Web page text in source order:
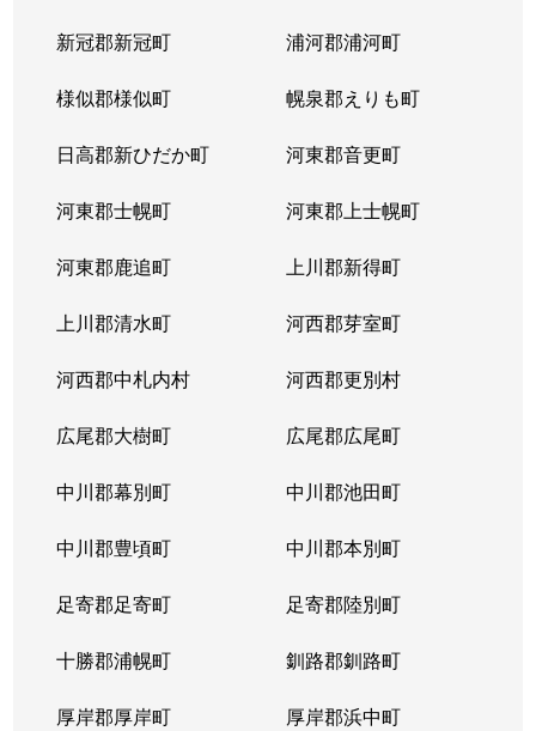
新冠郡新冠町 浦河郡浦河町
様似郡様似町 幌泉郡えりも町
日高郡新ひだか町 河東郡音更町
河東郡士幌町 河東郡上士幌町
河東郡鹿追町 上川郡新得町
上川郡清水町 河西郡芽室町
河西郡中札内村 河西郡更別村
広尾郡大樹町 広尾郡広尾町
中川郡幕別町 中川郡池田町
中川郡豊頃町 中川郡本別町
足寄郡足寄町 足寄郡陸別町
十勝郡浦幌町 釧路郡釧路町
厚岸郡厚岸町 厚岸郡浜中町